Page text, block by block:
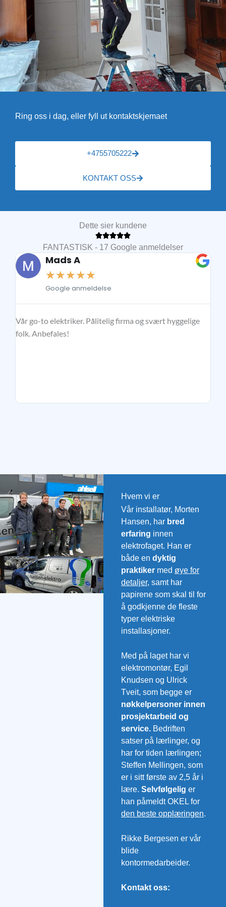
Ring oss i dag, eller fyll ut kontaktskjemaet
+4755705222
KONTAKT OSS
Dette sier kundene
FANTASTISK - 17 Google anmeldelser
Mads A
☆☆☆☆☆
Google anmeldelse
Vår go-to elektriker. Pålitelig firma og svært hyggelige
folk. Anbefales!
Hvem vi er
Vår installatør, Morten
Hansen, har bred
erfaring innen
elektrofaget. Han er
både endyktig
praktiker medøye for
detaljer, samt har
papirene som skal til for
å godkjenne de fleste
typer elektriske
installasjoner.
Med på laget har vi
elektromontør, Egil
Knudsen og Ulrick
Tveit, som begge er
nøkkelpersoner innen
prosjektarbeid og
service. Bedriften
satser på lærlinger, og
har for tiden lærlingen;
Steffen Mellingen, som
er i sitt første av 2,5 år i
lære.Selvfølgelig er
han påmeldt OKEL for
den beste opplæringen.
Rikke Bergesen er vår
blide
kontormedarbeider.
Kontakt oss: